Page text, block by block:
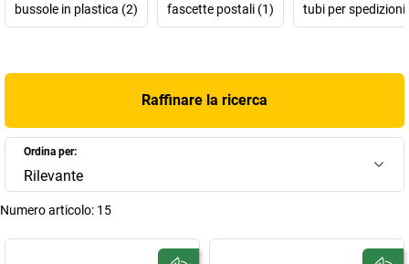
+Visualizza di più
bussole in plastica (2) fascette postali (1) tubi per spedizioni
Raffinare la ricerca
Ordina per:
Rilevante
Numero articolo: 15